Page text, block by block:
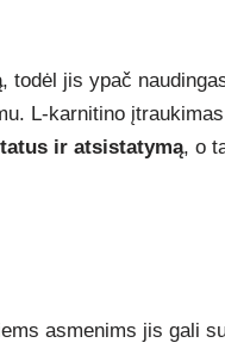
, todėl jis ypač
L-karnitino
ir atsistatymą, o
asmenims jis gali